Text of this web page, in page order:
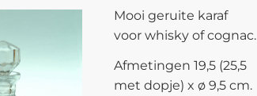
Mooi geruite karaf
voor whisky of cognac.
Afmetingen 19,5 (25,5
met dopje) x ø 9,5 cm.